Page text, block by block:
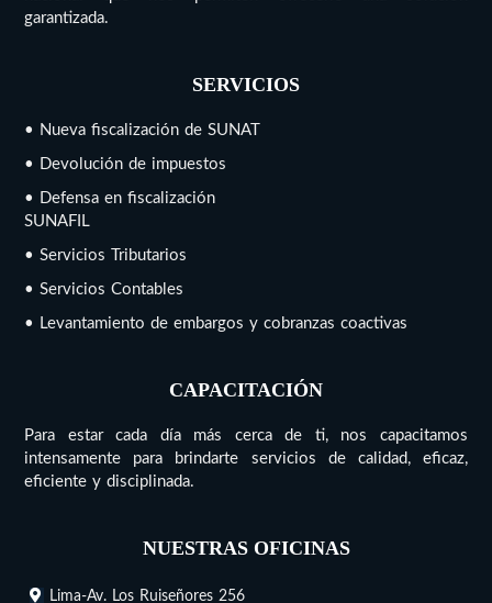
garantizada.
SERVICIOS
• Nueva fiscalización de SUNAT
• Devolución de impuestos
• Defensa en fiscalización
SUNAFIL
• Servicios Tributarios
• Servicios Contables
• Levantamiento de embargos y cobranzas coactivas
CAPACITACIÓN
Para estar cada día más cerca de ti, nos capacitamos
intensamente para brindarte servicios de calidad, eficaz,
eficiente y disciplinada.
NUESTRAS OFICINAS
Lima-Av. Los Ruiseñores 256